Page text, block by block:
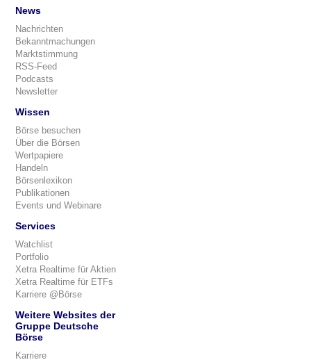
News
Nachrichten
Bekanntmachungen
Marktstimmung
RSS-Feed
Podcasts
Newsletter
Wissen
Börse besuchen
Über die Börsen
Wertpapiere
Handeln
Börsenlexikon
Publikationen
Events und Webinare
Services
Watchlist
Portfolio
Xetra Realtime für Aktien
Xetra Realtime für ETFs
Karriere @Börse
Weitere Websites der
Gruppe Deutsche
Börse
Karriere